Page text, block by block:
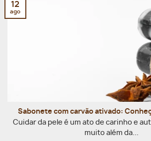
Sabonete com carvão ativado:
Cuidar da pele é um ato de carinho e
muito além da...
12
ago